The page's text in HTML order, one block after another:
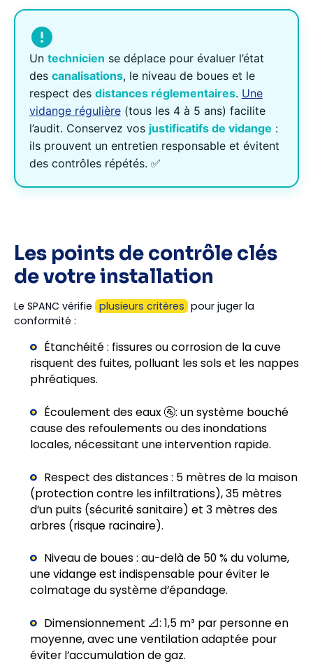
Un technicien se déplace pour évaluer l’état
des canalisations, le niveau de boues et le
respect des distances réglementaires. Une
vidange régulière(tous les 4 à 5 ans) facilite
l’audit. Conservez vos justificatifs de vidange :
ils prouvent un entretien responsable et évitent
des contrôles répétés. ✅
Les points de contrôle clés
de votre installation
Le SPANC vérifie plusieurs critères pour juger la
conformité :
Étanchéité : fissures ou corrosion de la cuve
risquent des fuites, polluant les sols et les nappes
phréatiques.
Écoulement des eaux 🚰: un système bouché
cause des refoulements ou des inondations
locales, nécessitant une intervention rapide.
Respect des distances : 5 mètres de la maison
(protection contre les infiltrations), 35 mètres
d’un puits (sécurité sanitaire) et 3 mètres des
arbres (risque racinaire).
Niveau de boues : au-delà de 50 % du volume,
une vidange est indispensable pour éviter le
colmatage du système d’épandage.
Dimensionnement 📐: 1,5 m³ par personne en
moyenne, avec une ventilation adaptée pour
éviter l’accumulation de gaz.